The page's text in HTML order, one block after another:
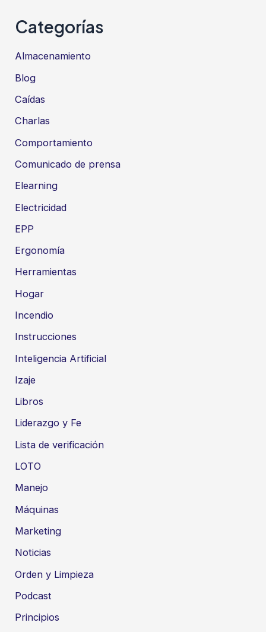
Categorías
Almacenamiento
Blog
Caídas
Charlas
Comportamiento
Comunicado de prensa
Elearning
Electricidad
EPP
Ergonomía
Herramientas
Hogar
Incendio
Instrucciones
Inteligencia Artificial
Izaje
Libros
Liderazgo y Fe
Lista de verificación
LOTO
Manejo
Máquinas
Marketing
Noticias
Orden y Limpieza
Podcast
Principios